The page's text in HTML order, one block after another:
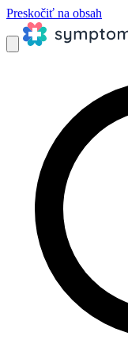
Preskočiť na obsah